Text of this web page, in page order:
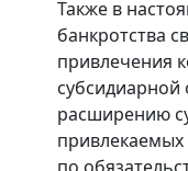
Также в
банкротства
привлечения
субсидиарной
расширению
привлекаемых